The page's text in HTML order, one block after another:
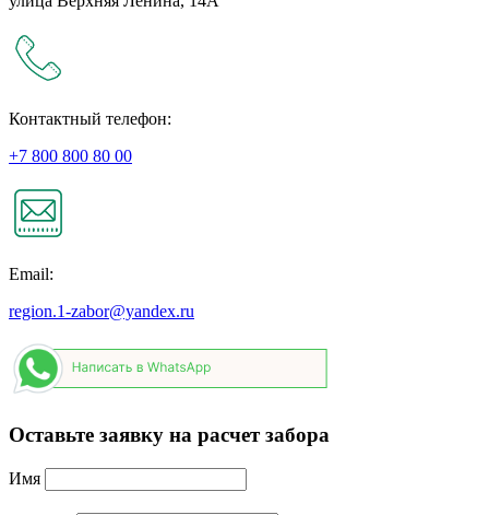
Контактный телефон:
+7 800 800 80 00
Email:
region.1-zabor@yandex.ru
Оставьте заявку на расчет забора
Имя